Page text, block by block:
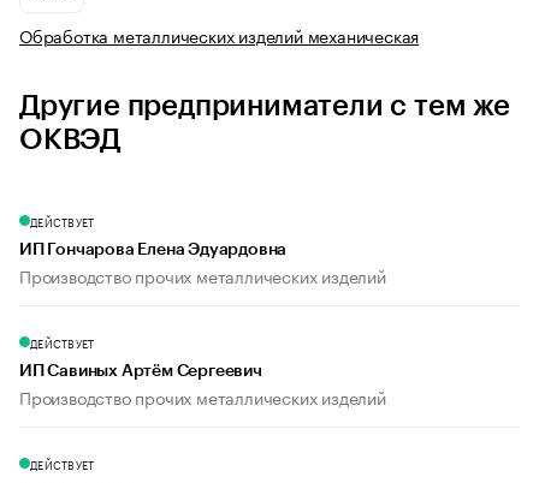
Обработка металлических изделий механическая
Другие предприниматели с тем же
ОКВЭД
ДЕЙСТВУЕТ
ИП Гончарова Елена Эдуардовна
Производство прочих металлических изделий
ДЕЙСТВУЕТ
ИП Савиных Артём Сергеевич
Производство прочих металлических изделий
ДЕЙСТВУЕТ